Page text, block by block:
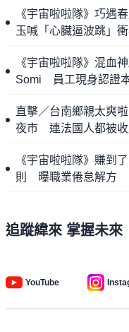
《宇宙啦啦隊》巧遇
玉喊「心臟逼波跳」
《宇宙啦啦隊》混血
Somi 員工現身認證
直擊／台南鄉親太爽
夜市 連法國人都被收
《宇宙啦啦隊》賺到
則 曝職業倦怠解方
追蹤緯來 掌握未來
YouTube